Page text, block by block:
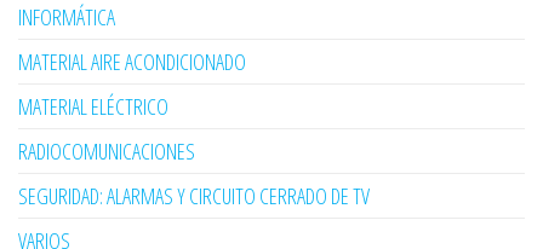
INFORMÁTICA
MATERIAL AIRE ACONDICIONADO
MATERIAL ELÉCTRICO
RADIOCOMUNICACIONES
SEGURIDAD: ALARMAS Y CIRCUITO CERRADO DE TV
VARIOS